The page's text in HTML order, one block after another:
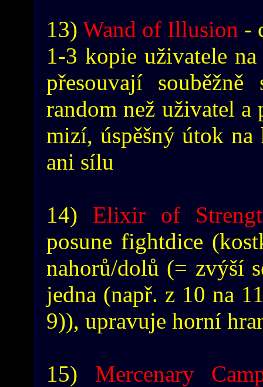
13) Wand of Illusion -
1-3 kopie uživatele
přesouvají
random než uživatel a
mizí, úspěšný útok
ani sílu
14) Elixir of
posune fightdice
nahorů/dolů (= zvýší
jedna (např. z 10 na
9)), upravuje horní
15) Mercenary